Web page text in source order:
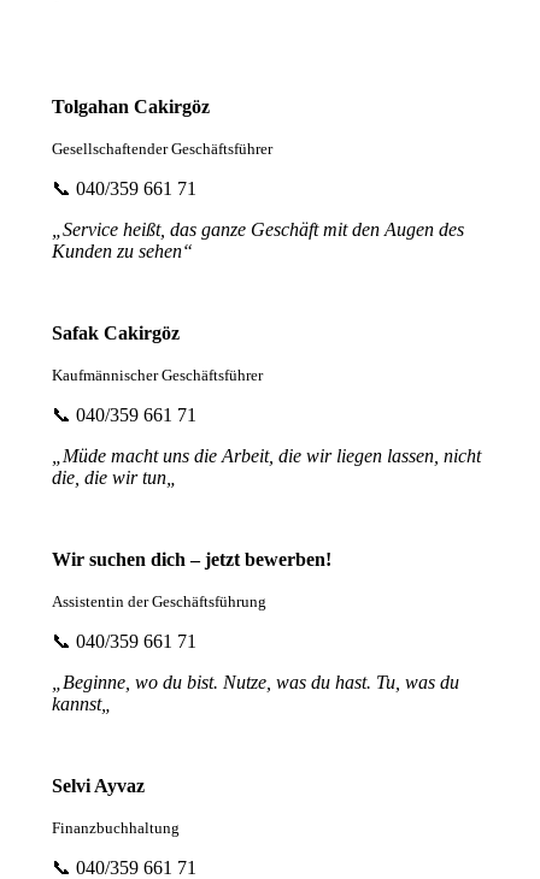
Tolgahan Cakirgöz
Gesellschaftender Geschäftsführer
📞 040/359 661 71
„Service heißt, das ganze Geschäft mit den Augen des
Kunden zu sehen“
Safak Cakirgöz
Kaufmännischer Geschäftsführer
📞 040/359 661 71
Müde macht uns die Arbeit, die wir liegen lassen, nicht
die, die wir tun„
Wir suchen dich – jetzt bewerben!
Assistentin der Geschäftsführung
📞 040/359 661 71
Beginne, wo du bist. Nutze, was du hast. Tu, was du
kannst„
Selvi Ayvaz
Finanzbuchhaltung
📞 040/359 661 71